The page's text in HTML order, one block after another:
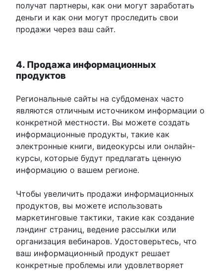
получат партнеры, как они могут заработать
деньги и как они могут проследить свои
продажи через ваш сайт.
4. Продажа информационных
продуктов
Региональные сайты на субдоменах часто
являются отличным источником информации о
конкретной местности. Вы можете создать
информационные продукты, такие как
электронные книги, видеокурсы или онлайн-
курсы, которые будут предлагать ценную
информацию о вашем регионе.
Чтобы увеличить продажи информационных
продуктов, вы можете использовать
маркетинговые тактики, такие как создание
лэндинг страниц, ведение рассылки или
организация вебинаров. Удостоверьтесь, что
ваш информационный продукт решает
конкретные проблемы или удовлетворяет